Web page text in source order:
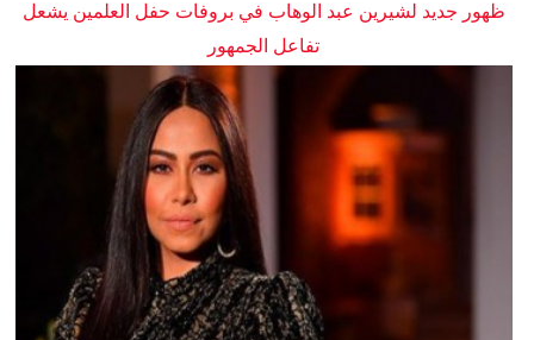
ظهور جديد لشيرين عبد الوهاب في بروفات حفل العلمين يشعل
تفاعل الجمهور